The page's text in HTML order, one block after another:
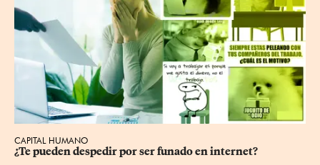
CAPITAL HUMANO
¿Te pueden despedir por ser funado en internet?